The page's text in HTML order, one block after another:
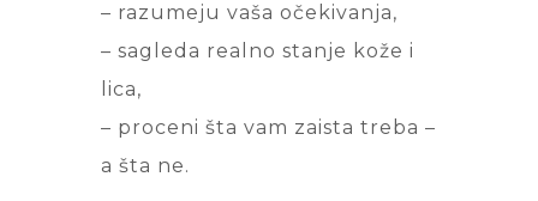
– razumeju vaša očekivanja,
– sagleda realno stanje kože i
lica,
– proceni šta vam zaista treba –
a šta ne.